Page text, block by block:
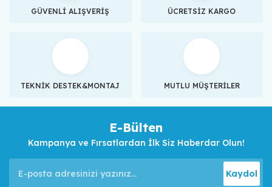
GÜVENLİ ALIŞVERİŞ ÜCRETSİZ KARGO
TEKNİK DESTEK&MONTAJ MUTLU MÜŞTERİLER
E-Bülten
Kampanya ve Fırsatlardan İlk Siz Haberdar Olun!
Kaydol